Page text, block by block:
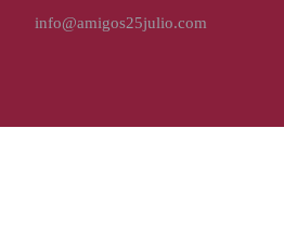
info@amigos25julio.com